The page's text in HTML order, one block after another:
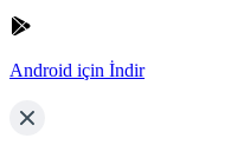
Android için İndir